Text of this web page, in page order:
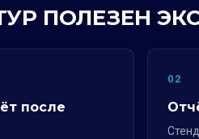
ПОЛЕЗЕН
после
02